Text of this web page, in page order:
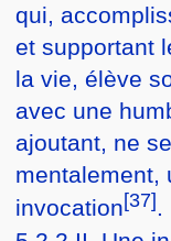
qui,
et supportant
la vie, élève
avec une
ajoutant, ne
mentalement,
invocation[37].